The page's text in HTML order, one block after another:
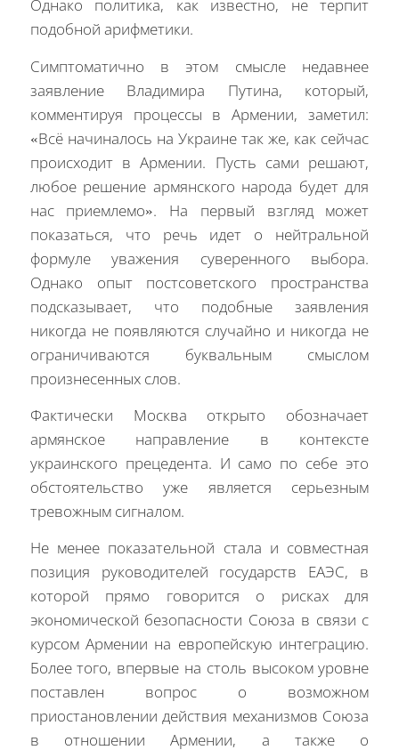
Однако политика, как известно, не терпит
подобной арифметики.
Симптоматично в этом смысле недавнее
заявление Владимира Путина, который,
комментируя процессы в Армении, заметил:
«Всё начиналось на Украине так же, как сейчас
происходит в Армении. Пусть сами решают,
любое решение армянского народа будет для
нас приемлемо». На первый взгляд может
показаться, что речь идет о нейтральной
формуле уважения суверенного выбора.
Однако опыт постсоветского пространства
подсказывает, что подобные заявления
никогда не появляются случайно и никогда не
ограничиваются буквальным смыслом
произнесенных слов.
Фактически Москва открыто обозначает
армянское направление в контексте
украинского прецедента. И само по себе это
обстоятельство уже является серьезным
тревожным сигналом.
Не менее показательной стала и совместная
позиция руководителей государств ЕАЭС, в
которой прямо говорится о рисках для
экономической безопасности Союза в связи с
курсом Армении на европейскую интеграцию.
Более того, впервые на столь высоком уровне
поставлен вопрос о возможном
приостановлении действия механизмов Союза
в отношении Армении, а также о